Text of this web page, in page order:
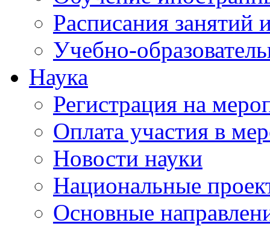
Расписания занятий
Учебно-
Наука
Регистрация на
Оплата участия в
Новости науки
Национальные
Основные